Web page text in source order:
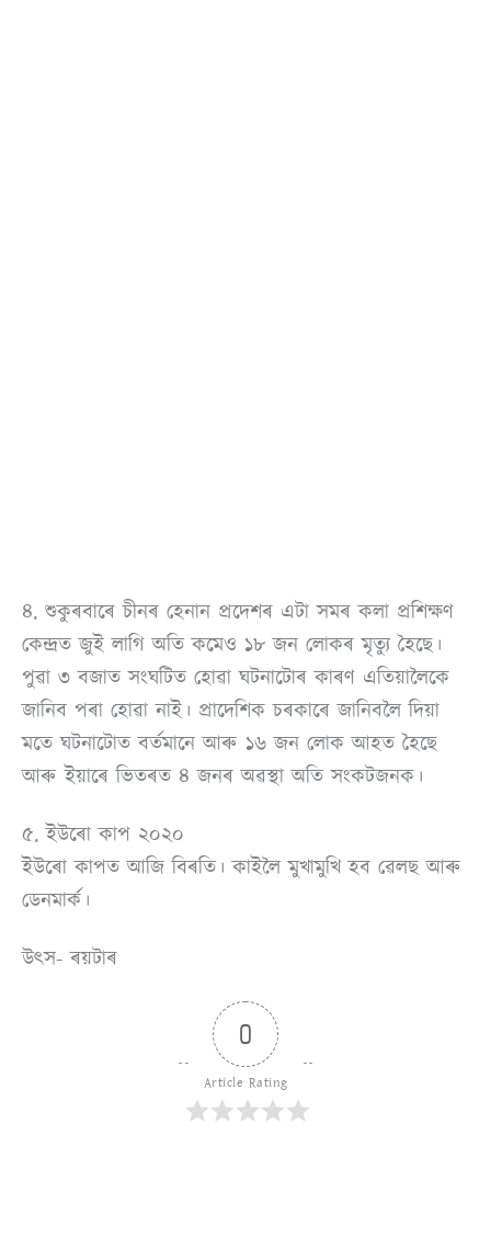
৪. শুকুৰবাৰে চীনৰ হেনান প্ৰদেশৰ এটা সমৰ কলা প্ৰশিক্ষণ
কেন্দ্ৰত জুই লাগি অতি কমেও ১৮ জন লোকৰ মৃত্যু হৈছে।
পুৱা ৩ বজাত সংঘটিত হোৱা ঘটনাটোৰ কাৰণ এতিয়ালৈকে
জানিব পৰা হোৱা নাই। প্ৰাদেশিক চৰকাৰে জানিবলৈ দিয়া
মতে ঘটনাটোত বৰ্তমানে আৰু ১৬ জন লোক আহত হৈছে
আৰু ইয়াৰে ভিতৰত ৪ জনৰ অৱস্থা অতি সংকটজনক।
৫. ইউৰো কাপ ২০২০
ইউৰো কাপত আজি বিৰতি। কাইলৈ মুখামুখি হব ৱেলছ আৰু
ডেনমাৰ্ক।
উৎস- ৰয়টাৰ
0
Article Rating